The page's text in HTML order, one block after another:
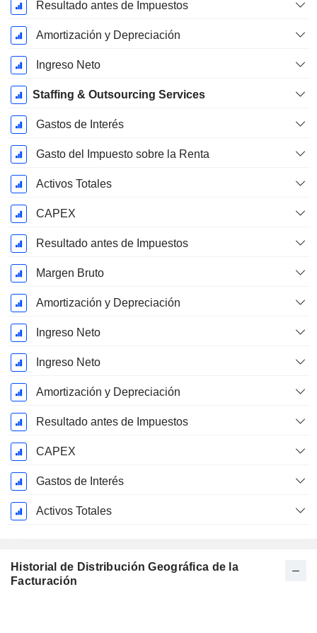
Resultado antes de Impuestos
Amortización y Depreciación
Ingreso Neto
Staffing & Outsourcing Services
Gastos de Interés
Gasto del Impuesto sobre la Renta
Activos Totales
CAPEX
Resultado antes de Impuestos
Margen Bruto
Amortización y Depreciación
Ingreso Neto
Ingreso Neto
Amortización y Depreciación
Resultado antes de Impuestos
CAPEX
Gastos de Interés
Activos Totales
Historial de Distribución Geográfica de la
Facturación